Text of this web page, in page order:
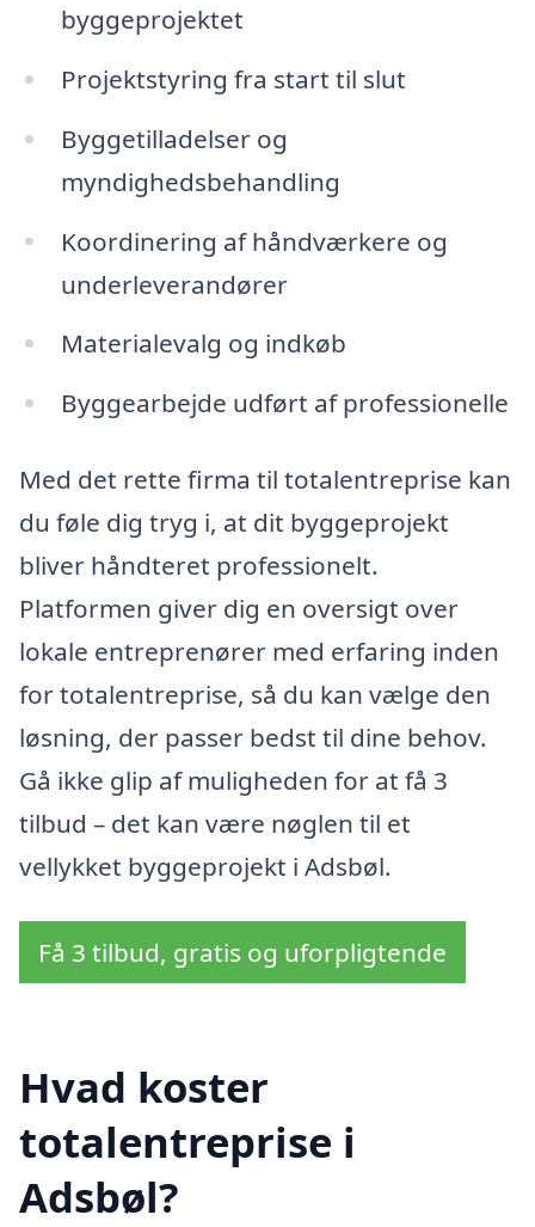
byggeprojektet
Projektstyring fra start til slut
Byggetilladelser og
myndighedsbehandling
Koordinering af håndværkere og
underleverandører
Materialevalg og indkøb
Byggearbejde udført af professionelle
Med det rette firma til totalentreprise kan
du føle dig tryg i, at dit byggeprojekt
bliver håndteret professionelt.
Platformen giver dig en oversigt over
lokale entreprenører med erfaring inden
for totalentreprise, så du kan vælge den
løsning, der passer bedst til dine behov.
Gå ikke glip af muligheden for at få 3
tilbud – det kan være nøglen til et
vellykket byggeprojekt i Adsbøl.
Få 3 tilbud, gratis og uforpligtende
Hvad koster
totalentreprise i
Adsbøl?